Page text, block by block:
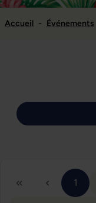
Accueil - Événements
Page
1